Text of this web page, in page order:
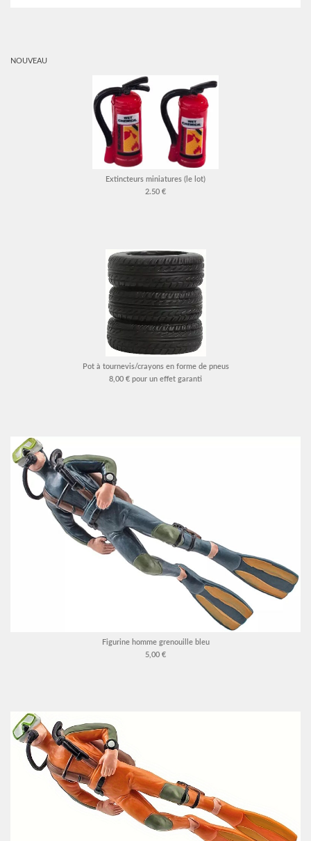
NOUVEAU
Extincteurs miniatures (le lot)
2.50 €
Pot à tournevis/crayons en forme de pneus
8,00 € pour un effet garanti
Figurine homme grenouille bleu
5,00 €